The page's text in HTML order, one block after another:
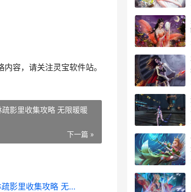
内容，请关注灵宝软件站。
影里收集攻略 无限暖暖
下一篇 »
无限暖暖史丢丢大搜寻花林疏影里收集攻略 无限暖暖史丢丢位置1.8